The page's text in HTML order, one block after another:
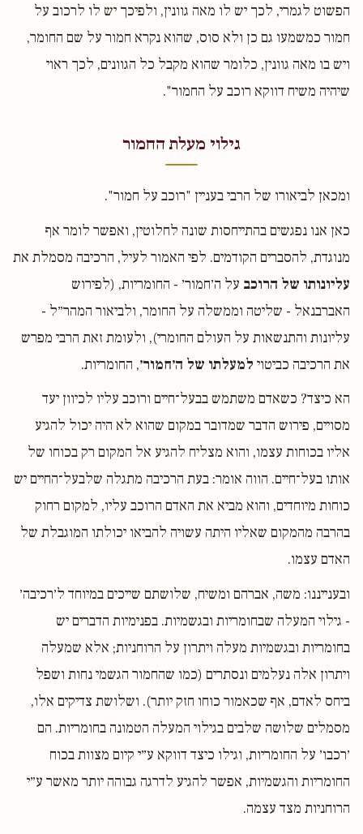
הפשוט לגמרי, לכך יש לו מאה גוונין, ולפיכך יש לו לרכוב על
חמור כמשמעו גם כן ולא סוס, שהוא נקרא חמור על שם החומר,
ויש בו מאה גוונין, כלומר שהוא מקבל כל הגוונים, לכך ראוי
שיהיה משיח דווקא רוכב על החמור".
גילוי מעלת החמור
ומכאן לביאורו של הרבי בעניין "רוכב על חמור".
כאן אנו נפגשים בהתייחסות שונה לחלוטין, ואפשר לומר אף
מנוגדת, להסברים הקודמים. לפי האמור לעיל, הרכיבה מסמלת את
עליונותו של הרוכב על ה׳חמור׳ - החומריות, (לפירוש
האברבנאל - שליטה וממשלה על החומר, ולביאור המהר״ל -
עליונות והתנשאות על העולם החומרי), ולעומת זאת הרבי מפרש
את הרכיבה כביטוי למעלתו של ה׳חמור׳, החומריות.
הא כיצד? כשאדם משתמש בבעל־חיים ורוכב עליו לכיוון יעד
מסויים, פירוש הדבר שמדובר במקום שהוא לא היה יכול להגיע
אליו בכוחות עצמו, והוא מצליח להגיע אל המקום רק בכוחו של
אותו בעל־חיים. הווה אומר: בעת הרכיבה מתגלה שלבעל־החיים יש
כוחות מיוחדים, והוא מביא את האדם הרוכב עליו, למקום רחוק
בהרבה מהמקום שאליו היתה עשויה להביאו יכולתו המוגבלת של
האדם עצמו.
ובענייננו: משה, אברהם ומשיח, שלושתם שייכים במיוחד ל׳רכיבה׳
- גילוי המעלה שבחומריות ובגשמיות. בפנימיות הדברים יש
בחומריות ובגשמיות מעלה ויתרון על הרוחניות; אלא שמעלה
ויתרון אלה נעלמים ונסתרים (כמו שהחמור הגשמי נחות ושפל
ביחס לאדם, אף שכאמור כוחו חזק יותר). ושלושת צדיקים אלו,
מסמלים שלושה שלבים בגילוי המעלה הטמונה בחומריות. הם
׳רכבו׳ על החומריות, וגילו כיצד דווקא ע״י קיום מצוות בכוח
החומריות והגשמיות, אפשר להגיע לדרגה גבוהה יותר מאשר ע״י
הרוחניות מצד עצמה.